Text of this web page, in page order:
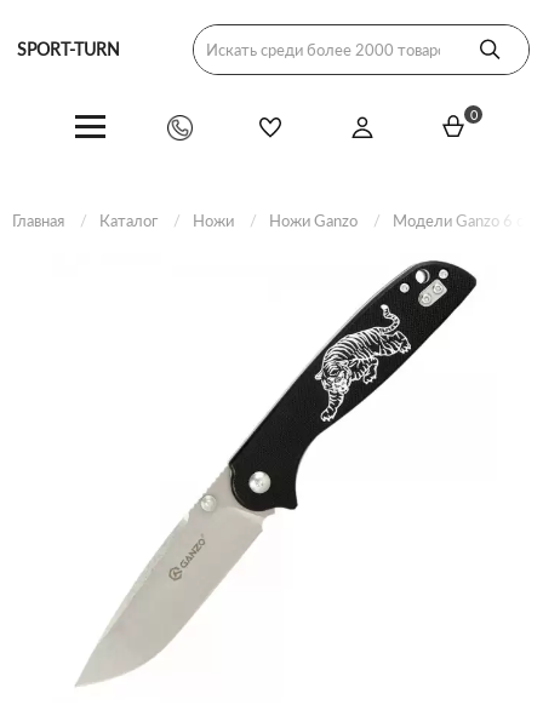
SPORT-TURN
0
Главная Каталог Ножи Ножи Ganzo Модели Ganzo 6